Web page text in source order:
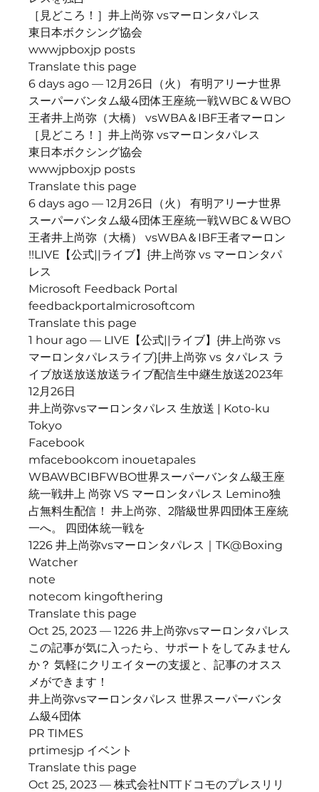
［見どころ！］井上尚弥 vsマーロンタパレス
東日本ボクシング協会
wwwjpboxjp posts
Translate this page
6 days ago — 12月26日（火） 有明アリーナ世界
スーパーバンタム級4団体王座統一戦WBC＆WBO
王者井上尚弥（大橋） vsWBA＆IBF王者マーロン
［見どころ！］井上尚弥 vsマーロンタパレス
東日本ボクシング協会
wwwjpboxjp posts
Translate this page
6 days ago — 12月26日（火） 有明アリーナ世界
スーパーバンタム級4団体王座統一戦WBC＆WBO
王者井上尚弥（大橋） vsWBA＆IBF王者マーロン
!!LIVE【公式||ライブ】{井上尚弥 vs マーロンタパ
レス
Microsoft Feedback Portal
feedbackportalmicrosoftcom
Translate this page
1 hour ago — LIVE【公式||ライブ】{井上尚弥 vs
マーロンタパレスライブ}[井上尚弥 vs タパレス ラ
イブ放送放送放送ライブ配信生中継生放送2023年
12月26日
井上尚弥vsマーロンタパレス 生放送 | Koto-ku
Tokyo
Facebook
mfacebookcom inouetapales
WBAWBCIBFWBO世界スーパーバンタム級王座
統一戦井上 尚弥 VS マーロンタパレス Lemino独
占無料生配信！ 井上尚弥、2階級世界四団体王座統
一へ。 四団体統一戦を
1226 井上尚弥vsマーロンタパレス｜TK@Boxing
Watcher
note
notecom kingofthering
Translate this page
Oct 25, 2023 — 1226 井上尚弥vsマーロンタパレス
この記事が気に入ったら、サポートをしてみません
か？ 気軽にクリエイターの支援と、記事のオスス
メができます！
井上尚弥vsマーロンタパレス 世界スーパーバンタ
ム級4団体
PR TIMES
prtimesjp イベント
Translate this page
Oct 25, 2023 — 株式会社NTTドコモのプレスリリ